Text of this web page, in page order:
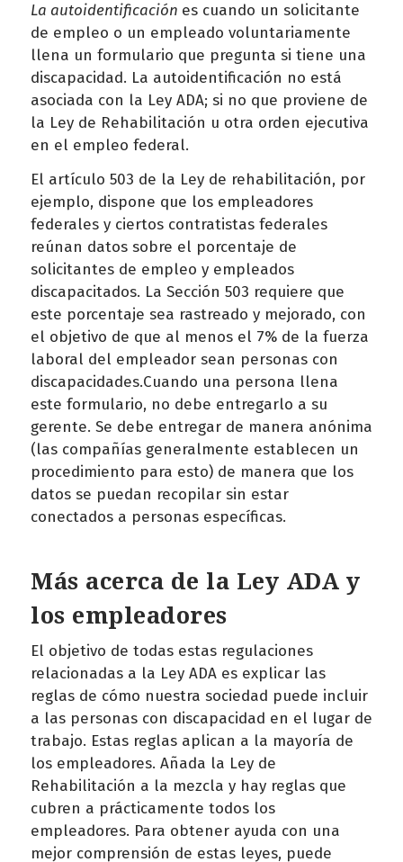
La autoidentificación es cuando un solicitante
de empleo o un empleado voluntariamente
llena un formulario que pregunta si tiene una
discapacidad. La autoidentificación no está
asociada con la Ley ADA; si no que proviene de
la Ley de Rehabilitación u otra orden ejecutiva
en el empleo federal.
El artículo 503 de la Ley de rehabilitación, por
ejemplo, dispone que los empleadores
federales y ciertos contratistas federales
reúnan datos sobre el porcentaje de
solicitantes de empleo y empleados
discapacitados. La Sección 503 requiere que
este porcentaje sea rastreado y mejorado, con
el objetivo de que al menos el 7% de la fuerza
laboral del empleador sean personas con
discapacidades.Cuando una persona llena
este formulario, no debe entregarlo a su
gerente. Se debe entregar de manera anónima
(las compañías generalmente establecen un
procedimiento para esto) de manera que los
datos se puedan recopilar sin estar
conectados a personas específicas.
Más acerca de la Ley ADA y
los empleadores
El objetivo de todas estas regulaciones
relacionadas a la Ley ADA es explicar las
reglas de cómo nuestra sociedad puede incluir
a las personas con discapacidad en el lugar de
trabajo. Estas reglas aplican a la mayoría de
los empleadores. Añada la Ley de
Rehabilitación a la mezcla y hay reglas que
cubren a prácticamente todos los
empleadores. Para obtener ayuda con una
mejor comprensión de estas leyes, puede